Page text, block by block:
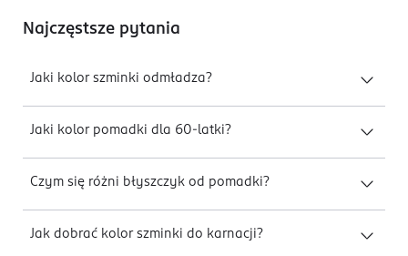
Najczęstsze pytania
Jaki kolor szminki odmładza?
Jaki kolor pomadki dla 60-latki?
Czym się różni błyszczyk od pomadki?
Jak dobrać kolor szminki do karnacji?